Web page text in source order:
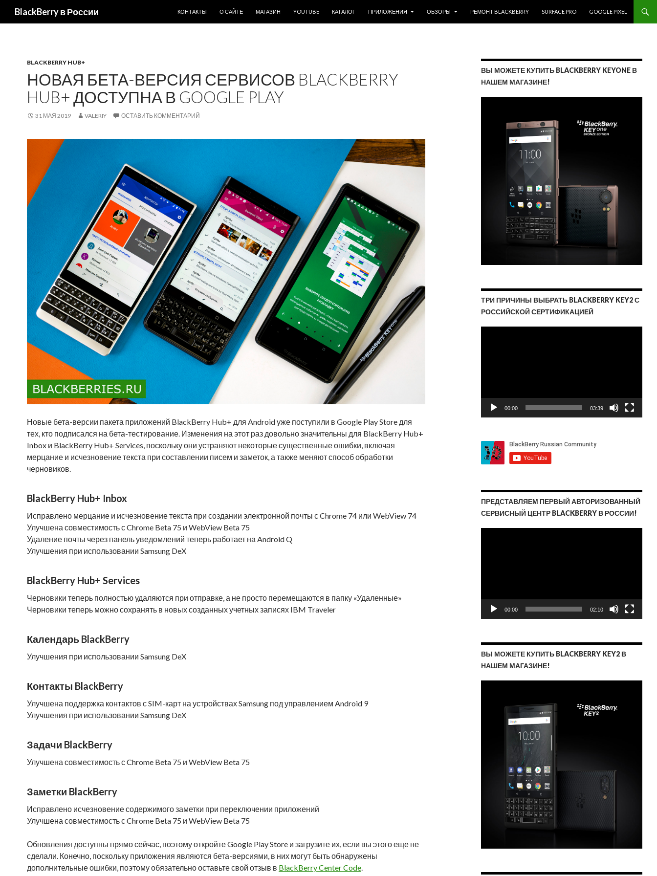
BlackBerry в России
КОНТАКТЫ
О САЙТЕ МАГАЗИН YOUTUBE КАТАЛОГ ПРИЛОЖЕНИЯ ОБЗОРЫ РЕМОНТ BLACKBERRY SURFACE PRO GOOGLE PIXEL
BLACKBERRY HUB+
НОВАЯ БЕТА-ВЕРСИЯ СЕРВИСОВ BLACKBERRY
HUB+ ДОСТУПНА В GOOGLE PLAY
31 МАЯ 2019 VALERIY ОСТАВИТЬ КОММЕНТАРИЙ
Новые бета-версии пакета приложений BlackBerry Hub+ для Android уже поступили в Google Play Store для
тех, кто подписался на бета-тестирование. Изменения на этот раз довольно значительны для BlackBerry Hub+
Inbox и BlackBerry Hub+ Services, поскольку они устраняют некоторые существенные ошибки, включая
мерцание и исчезновение текста при составлении писем и заметок, а также меняют способ обработки
черновиков.
BlackBerry Hub+ Inbox
Исправлено мерцание и исчезновение текста при создании электронной почты с Chrome 74 или WebView 74
Улучшена совместимость с Chrome Beta 75 и WebView Beta 75
Удаление почты через панель уведомлений теперь работает на Android Q
Улучшения при использовании Samsung DeX
BlackBerry Hub+ Services
Черновики теперь полностью удаляются при отправке, а не просто перемещаются в папку «Удаленные»
Черновики теперь можно сохранять в новых созданных учетных записях IBM Traveler
Календарь BlackBerry
Улучшения при использовании Samsung DeX
Контакты BlackBerry
Улучшена поддержка контактов с SIM-карт на устройствах Samsung под управлением Android 9
Улучшения при использовании Samsung DeX
Задачи BlackBerry
Улучшена совместимость с Chrome Beta 75 и WebView Beta 75
Заметки BlackBerry
Исправлено исчезновение содержимого заметки при переключении приложений
Улучшена совместимость с Chrome Beta 75 и WebView Beta 75
Обновления доступны прямо сейчас, поэтому откройте Google Play Store и загрузите их, если вы этого еще не
сделали. Конечно, поскольку приложения являются бета-версиями, в них могут быть обнаружены
дополнительные ошибки, поэтому обязательно оставьте свой отзыв в BlackBerry Center Code.
ВЫ МОЖЕТЕ КУПИТЬ BLACKBERRY KEYONE В
НАШЕМ МАГАЗИНЕ!
ТРИ ПРИЧИНЫ ВЫБРАТЬ BLACKBERRY KEY2 С
РОССИЙСКОЙ СЕРТИФИКАЦИЕЙ
00:00 03:39
ПРЕДСТАВЛЯЕМ ПЕРВЫЙ АВТОРИЗОВАННЫЙ
СЕРВИСНЫЙ ЦЕНТР BLACKBERRY В РОССИИ!
00:00 02:10
ВЫ МОЖЕТЕ КУПИТЬ BLACKBERRY KEY2 В
НАШЕМ МАГАЗИНЕ!